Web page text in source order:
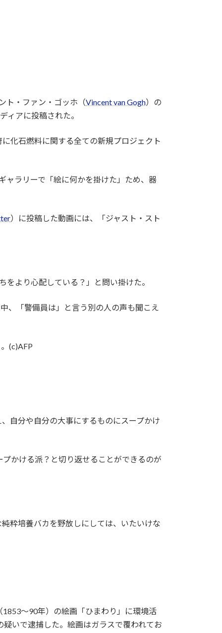
ト・ファン・ゴッホ（Vincent van Gogh）の
ィアに投稿された。
化石燃料に関する全ての新規プロジェクト
ャラリーで「絵に何かを掛けた」ため、器
）に投稿した動画には、「ジャスト・スト
より心配している？」と問い掛けた。
、「警備員は」と言う別の人の声も聞こえ
(c)AFP
自分や自分の大事にするものにスープかけ
かける派？と切り返せることができるのが
粋培養バカを野放しにしては、いたいけな
～90年）の絵画「ひまわり」に環境活
いで逮捕した。絵画はガラスで覆われてお